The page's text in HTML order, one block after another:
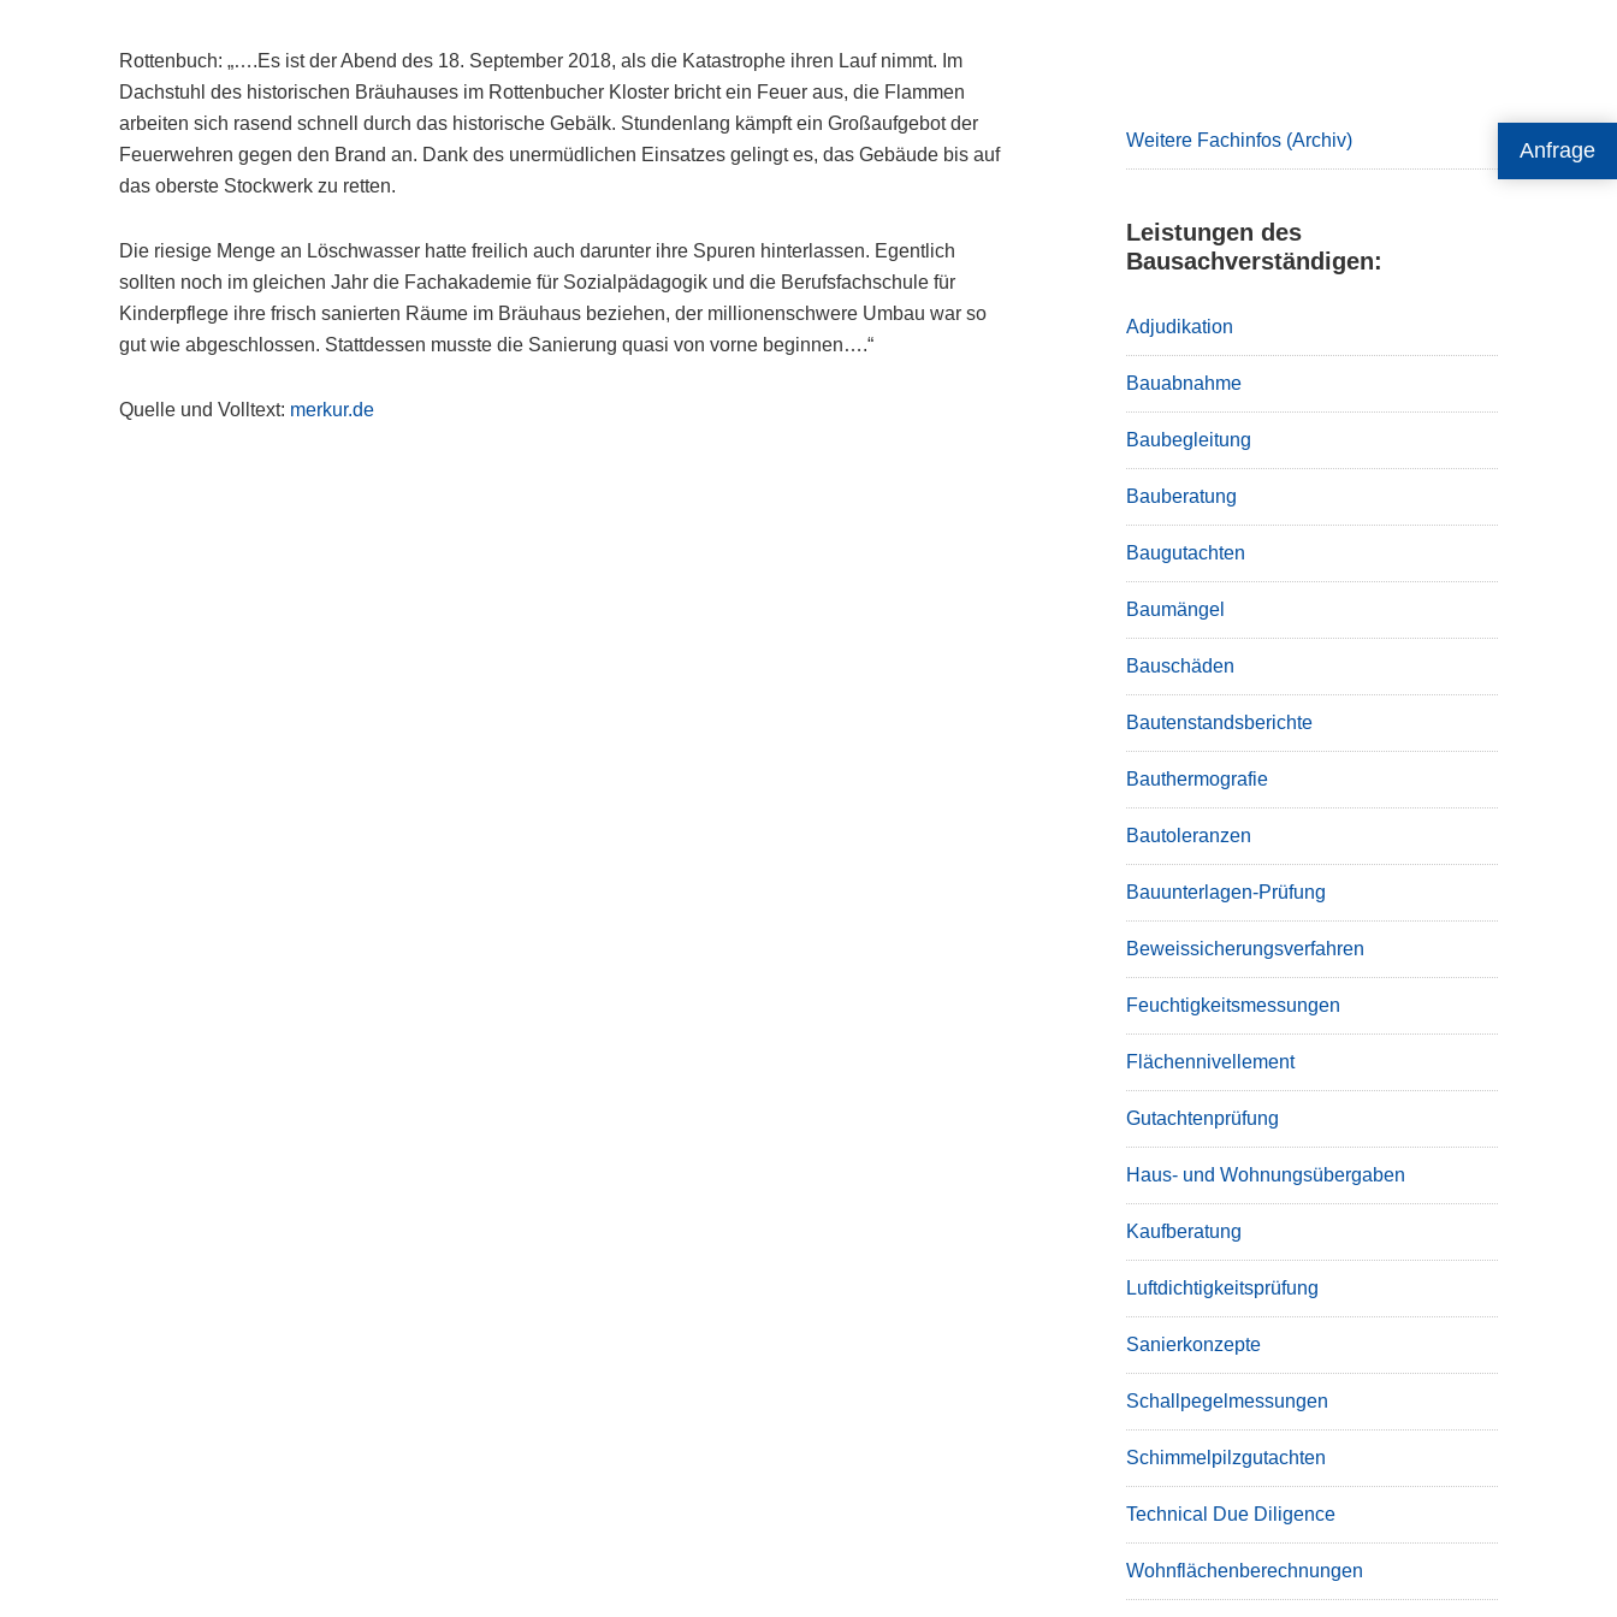
Anfrage
Rottenbuch: „….Es ist der Abend des 18. September 2018, als die Katastrophe ihren Lauf nimmt. Im
Dachstuhl des historischen Bräuhauses im Rottenbucher Kloster bricht ein Feuer aus, die Flammen
arbeiten sich rasend schnell durch das historische Gebälk. Stundenlang kämpft ein Großaufgebot der
Feuerwehren gegen den Brand an. Dank des unermüdlichen Einsatzes gelingt es, das Gebäude bis auf
das oberste Stockwerk zu retten.
Die riesige Menge an Löschwasser hatte freilich auch darunter ihre Spuren hinterlassen. Egentlich
sollten noch im gleichen Jahr die Fachakademie für Sozialpädagogik und die Berufsfachschule für
Kinderpflege ihre frisch sanierten Räume im Bräuhaus beziehen, der millionenschwere Umbau war so
gut wie abgeschlossen. Stattdessen musste die Sanierung quasi von vorne beginnen….“
Quelle und Volltext: merkur.de
Weitere Fachinfos (Archiv)
Leistungen des
Bausachverständigen:
Adjudikation
Bauabnahme
Baubegleitung
Bauberatung
Baugutachten
Baumängel
Bauschäden
Bautenstandsberichte
Bauthermografie
Bautoleranzen
Bauunterlagen-Prüfung
Beweissicherungsverfahren
Feuchtigkeitsmessungen
Flächennivellement
Gutachtenprüfung
Haus- und Wohnungsübergaben
Kaufberatung
Luftdichtigkeitsprüfung
Sanierkonzepte
Schallpegelmessungen
Schimmelpilzgutachten
Technical Due Diligence
Wohnflächenberechnungen